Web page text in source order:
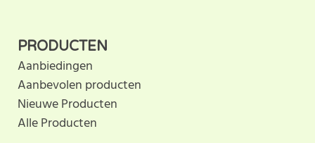
PRODUCTEN
Aanbiedingen
Aanbevolen producten
Nieuwe Producten
Alle Producten